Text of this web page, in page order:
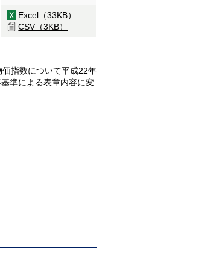
Excel（33KB）
CSV（3KB）
指数について平成22年
準による表章内容に変